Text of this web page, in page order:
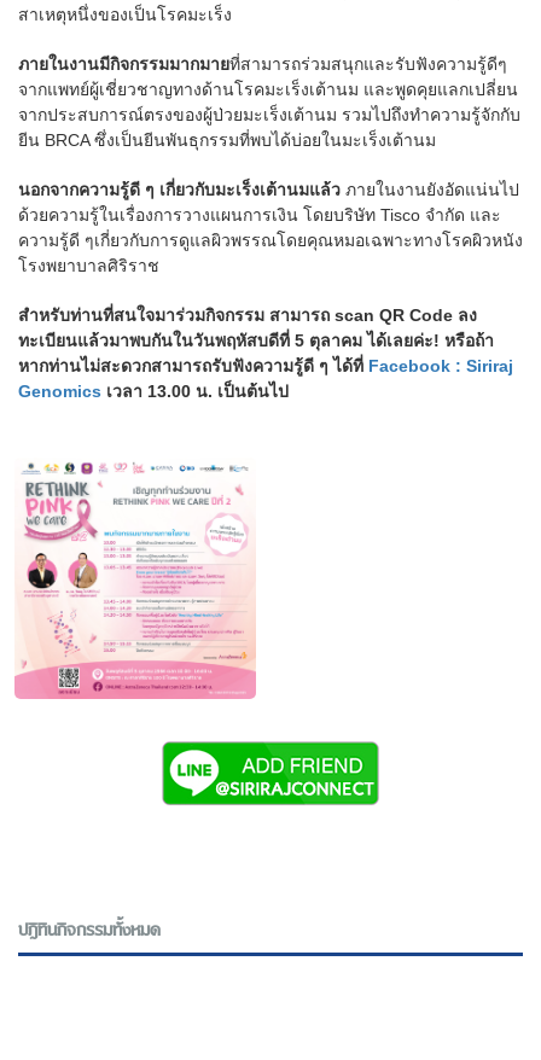
สาเหตุหนึ่งของเป็นโรคมะเร็ง
ภายในงานมีกิจกรรมมากมายที่สามารถร่วมสนุกและรับฟังความรู้ดีๆ
จากแพทย์ผู้เชี่ยวชาญทางด้านโรคมะเร็งเต้านม และพูดคุยแลกเปลี่ยน
จากประสบการณ์ตรงของผู้ป่วยมะเร็งเต้านม รวมไปถึงทำความรู้จักกับ
ยีน BRCA ซึ่งเป็นยีนพันธุกรรมที่พบได้บ่อยในมะเร็งเต้านม
นอกจากความรู้ดี ๆ เกี่ยวกับมะเร็งเต้านมแล้ว ภายในงานยังอัดแน่นไป
ด้วยความรู้ในเรื่องการวางแผนการเงิน โดยบริษัท Tisco จำกัด และ
ความรู้ดี ๆเกี่ยวกับการดูแลผิวพรรณโดยคุณหมอเฉพาะทางโรคผิวหนัง
โรงพยาบาลศิริราช
สำหรับท่านที่สนใจมาร่วมกิจกรรม สามารถ scan QR Code ลง
ทะเบียนแล้วมาพบกันในวันพฤหัสบดีที่ 5 ตุลาคม ได้เลยค่ะ! หรือถ้า
หากท่านไม่สะดวกสามารถรับฟังความรู้ดี ๆ ได้ที่ Facebook : Siriraj
Genomics เวลา 13.00 น. เป็นต้นไป
ปฎิทินกิจกรรมทั้งหมด